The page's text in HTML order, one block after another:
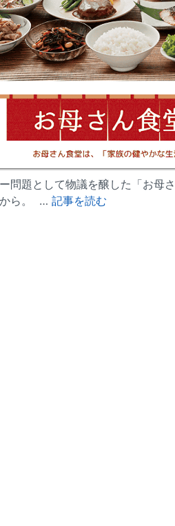
問題として物議を醸した「お母
から。 … 記事を読む